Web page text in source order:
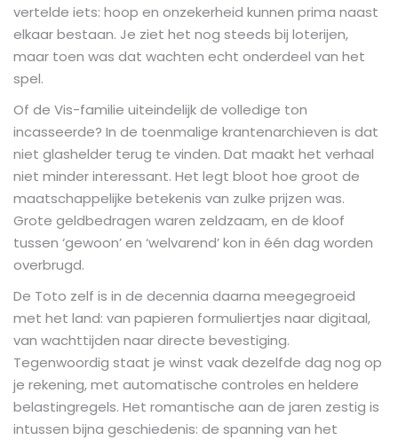
vertelde iets: hoop en onzekerheid kunnen prima naast
elkaar bestaan. Je ziet het nog steeds bij loterijen,
maar toen was dat wachten echt onderdeel van het
spel.
Of de Vis-familie uiteindelijk de volledige ton
incasseerde? In de toenmalige krantenarchieven is dat
niet glashelder terug te vinden. Dat maakt het verhaal
niet minder interessant. Het legt bloot hoe groot de
maatschappelijke betekenis van zulke prijzen was.
Grote geldbedragen waren zeldzaam, en de kloof
tussen ‘gewoon’ en ‘welvarend’ kon in één dag worden
overbrugd.
De Toto zelf is in de decennia daarna meegegroeid
met het land: van papieren formuliertjes naar digitaal,
van wachttijden naar directe bevestiging.
Tegenwoordig staat je winst vaak dezelfde dag nog op
je rekening, met automatische controles en heldere
belastingregels. Het romantische aan de jaren zestig is
intussen bijna geschiedenis: de spanning van het